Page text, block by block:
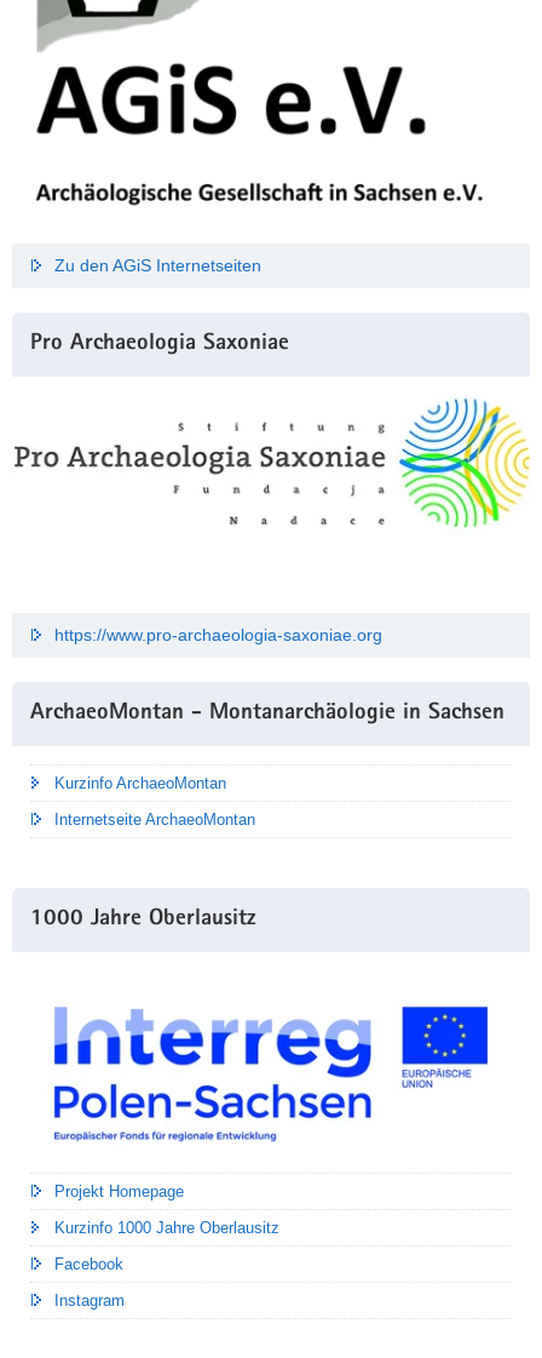
Zu den AGiS Internetseiten
Pro Archaeologia Saxoniae
https://www.pro-archaeologia-saxoniae.org
ArchaeoMontan - Montanarchäologie in Sachsen
Kurzinfo ArchaeoMontan
Internetseite ArchaeoMontan
1000 Jahre Oberlausitz
Projekt Homepage
Kurzinfo 1000 Jahre Oberlausitz
Facebook
Instagram